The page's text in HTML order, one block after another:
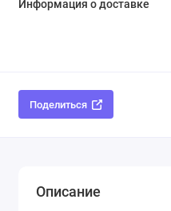
Информация о доставке
Поделиться
Описание